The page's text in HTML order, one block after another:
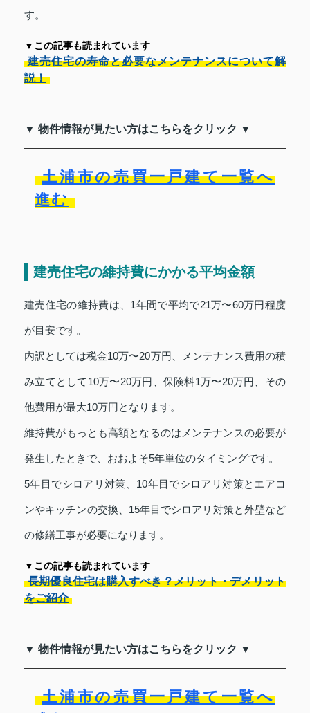
す。
▼この記事も読まれています
建売住宅の寿命と必要なメンテナンスについて解
説！
▼ 物件情報が見たい方はこちらをクリック ▼
土浦市の売買一戸建て一覧へ
進む
建売住宅の維持費にかかる平均金額
建売住宅の維持費は、1年間で平均で21万〜60万円程度
が目安です。
内訳としては税金10万〜20万円、メンテナンス費用の積
み立てとして10万〜20万円、保険料1万〜20万円、その
他費用が最大10万円となります。
維持費がもっとも高額となるのはメンテナンスの必要が
発生したときで、おおよそ5年単位のタイミングです。
5年目でシロアリ対策、10年目でシロアリ対策とエアコ
ンやキッチンの交換、15年目でシロアリ対策と外壁など
の修繕工事が必要になります。
▼この記事も読まれています
長期優良住宅は購入すべき？メリット・デメリット
をご紹介
▼ 物件情報が見たい方はこちらをクリック ▼
土浦市の売買一戸建て一覧へ